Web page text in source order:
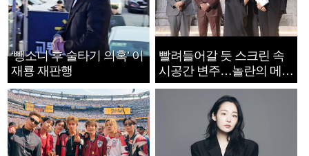
‘뺑소니 후 술타기 의혹’ 이
재룡 재판행
빨려들어갈 듯 스크린 속
시공간 변주…놀란의 메시
지는 ‘전쟁 속죄’